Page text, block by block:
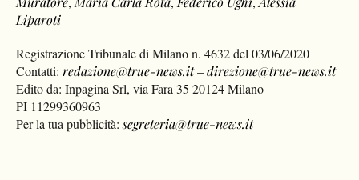
Liparoti
Registrazione Tribunale di Milano n. 4632 del 03/06/2020
Contatti:redazione@true-news.it–direzione@true-news.it
Edito da: Inpagina Srl, via Fara 35 20124 Milano
PI 11299360963
Per la tua pubblicità:segreteria@true-news.it